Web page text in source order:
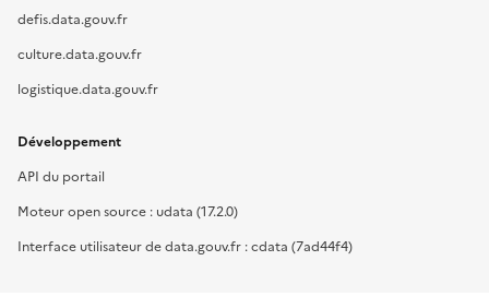
defis.data.gouv.fr
culture.data.gouv.fr
logistique.data.gouv.fr
Développement
API du portail
Moteur open source : udata (17.2.0)
Interface utilisateur de data.gouv.fr : cdata (7ad44f4)